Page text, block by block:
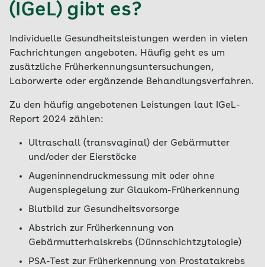
(IGeL) gibt es?
Individuelle Gesundheitsleistungen werden in vielen
Fachrichtungen angeboten. Häufig geht es um
zusätzliche Früherkennungsuntersuchungen,
Laborwerte oder ergänzende Behandlungsverfahren.
Zu den häufig angebotenen Leistungen laut IGeL-
Report 2024 zählen:
Ultraschall (transvaginal) der Gebärmutter
und/oder der Eierstöcke
Augeninnendruckmessung mit oder ohne
Augenspiegelung zur Glaukom-Früherkennung
Blutbild zur Gesundheitsvorsorge
Abstrich zur Früherkennung von
Gebärmutterhalskrebs (Dünnschichtzytologie)
PSA-Test zur Früherkennung von Prostatakrebs